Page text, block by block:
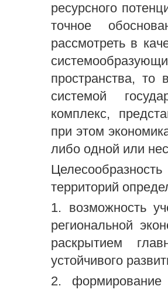
ресурсного
точное
рассмотреть в
пространства, то
системой
комплекс,
при этом
либо одной или
территорий
1. возможность
региональной
раскрытием
устойчивого
2. формирование